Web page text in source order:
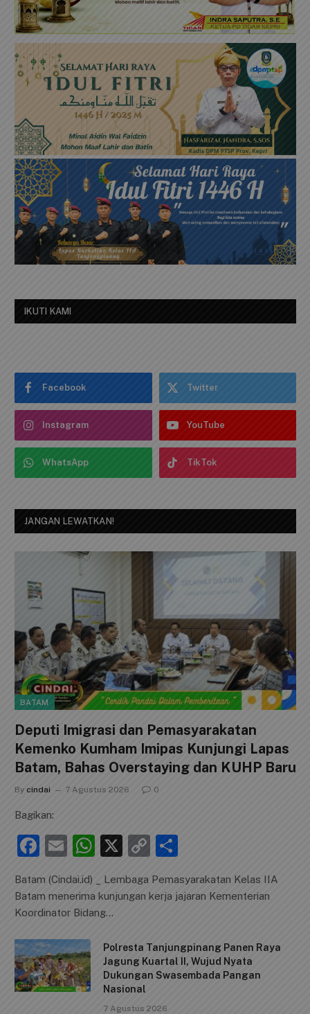
IKUTI KAMI
Facebook Twitter
Instagram YouTube
WhatsApp TikTok
JANGAN LEWATKAN!
BATAM
Deputi Imigrasi dan Pemasyarakatan
Kemenko Kumham Imipas Kunjungi Lapas
Batam, Bahas Overstaying dan KUHP Baru
By cindai 7 Agustus 2026 0
Bagikan:
F
c
e
b
o
o
k
E
ai
l
W
at
s
p
p
X
C
p
n
k
ar
Batam (Cindai.id) _ Lembaga Pemasyarakatan Kelas IIA
Batam menerima kunjungan kerja jajaran Kementerian
Koordinator Bidang…
Polresta Tanjungpinang Panen Raya
Jagung Kuartal II, Wujud Nyata
Dukungan Swasembada Pangan
Nasional
7 Agustus 2026